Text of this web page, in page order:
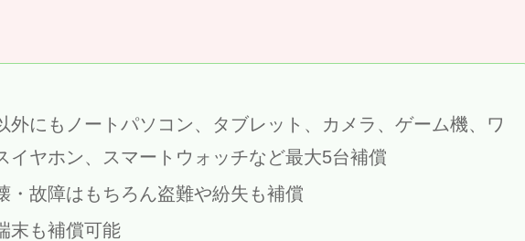
外にもノートパソコン、タブレット、カメラ、ゲーム機、ワ
イヤホン、スマートウォッチなど最大5台補償
・故障はもちろん盗難や紛失も補償
末も補償可能